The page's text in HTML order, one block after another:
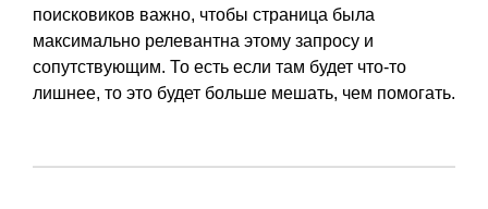
поисковиков важно, чтобы страница была
максимально релевантна этому запросу и
сопутствующим. То есть если там будет что-то
лишнее, то это будет больше мешать, чем помогать.